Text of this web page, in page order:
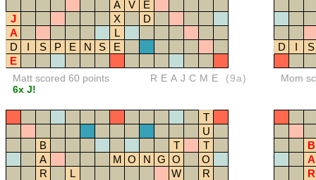
A V
E
J
X
D
A
L
D
I S P E N S
E
E
Matt scored 60 points
6x J!
REAJCME (9a)
D I S
Mom
T
U
B
T
T
A
M O N G O
O
R
L W
R
B
A
R